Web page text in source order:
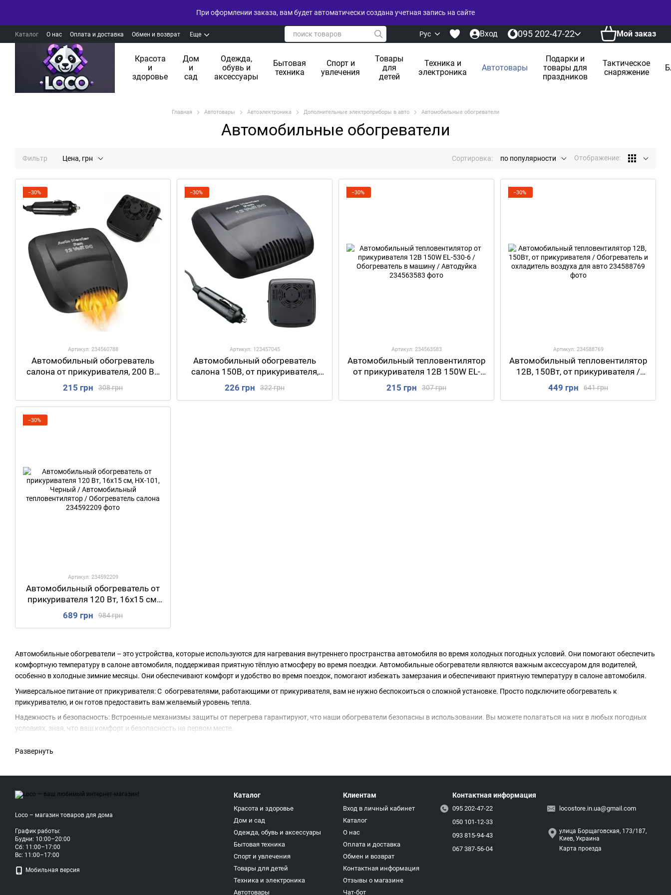
При оформлении заказа, вам будет автоматически создана учетная запись на сайте
Каталог О нас Оплата и доставка Обмен и возврат Еще Рус Вход 095 202-47-22 Мой заказ
Красота
и
здоровье
Дом
и
сад
Одежда,
обувь и
аксессуары
Бытовая
техника
Спорт и
увлечения
Товары
для
детей
Техника и
электроника
Автотовары
Подарки и
товары для
праздников
Тактическое
снаряжение
Главная Автотовары Автоэлектроника Дополнительные электроприборы в авто Автомобильные обогреватели
Автомобильные обогреватели
Фильтр Цена, грн Сортировка: по популярности Отображение:
Автомобильные обогреватели – это устройства, которые используются для нагревания внутреннего пространства автомобиля во время холодных погодных условий. Они помогают обеспечить
комфортную температуру в салоне автомобиля, поддерживая приятную тёплую атмосферу во время поездки. Автомобильные обогреватели являются важным аксессуаром для водителей,
особенно в холодные зимние месяцы. Они обеспечивают комфорт и удобство во время поездок, помогают избежать замерзания и обеспечивают приятную температуру в салоне автомобиля.
Универсальное питание от прикуривателя: С обогревателями, работающими от прикуривателя, вам не нужно беспокоиться о сложной установке. Просто подключите обогреватель к
прикуривателю, и он готов предоставить вам желаемый уровень тепла.
Надежность и безопасность: Встроенные механизмы защиты от перегрева гарантируют, что наши обогреватели безопасны в использовании. Вы можете полагаться на них в любых погодных
условиях, зная, что ваш комфорт и безопасность на первом месте.
палатке, на пикнике или в любом другом месте, где вам нужно сохранить тепло.
Развернуть
−30%
Артикул: 234560788
Автомобильный обогреватель
салона от прикуривателя, 200 Вт,
Auto Heater Fan WM-200 /
Портативная автодуйка
308 грн
215 грн
−30%
Артикул: 123457045
Автомобильный обогреватель
салона 150В, от прикуривателя,
Car Fan 702 / Тепловентилятор в
машину / Автодуйка
322 грн
226 грн
−30%
Артикул: 234563583
Автомобильный тепловентилятор
от прикуривателя 12В 150W EL-
530-6 / Обогреватель в машину /
Автодуйка
307 грн
215 грн
−30%
Артикул: 234588769
Автомобильный тепловентилятор
12В, 150Вт, от прикуривателя /
Обогреватель и охладитель
воздуха для авто
641 грн
449 грн
−30%
Артикул: 234592209
Автомобильный обогреватель от
прикуривателя 120 Вт, 16х15 см,
HX-101, Черный / Автомобильный
тепловентилятор / Обогреватель
984 грн
689 грн
Loco – магазин товаров для дома
График работы:
Будни: 10:00–20:00
Сб: 11:00–17:00
Вс: 11:00–17:00
Мобильная версия
Каталог
Красота и здоровье
Дом и сад
Одежда, обувь и аксессуары
Бытовая техника
Спорт и увлечения
Товары для детей
Техника и электроника
Автотовары
Клиентам
Вход в личный кабинет
Каталог
О нас
Оплата и доставка
Обмен и возврат
Контактная информация
Отзывы о магазине
Чат-бот
Контактная информация
095 202-47-22
050 101-12-33
093 815-94-43
067 387-56-04
locostore.in.ua@gmail.com
улица Борщаговская, 173/187,
Киев, Украина
Карта проезда